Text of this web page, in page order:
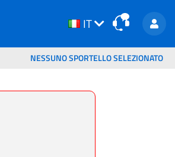
IT
IT
NESSUNO SPORTELLO SELEZIONATO